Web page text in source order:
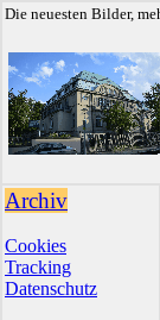
Die neuesten Bilder,
Archiv
Cookies
Tracking
Datenschutz